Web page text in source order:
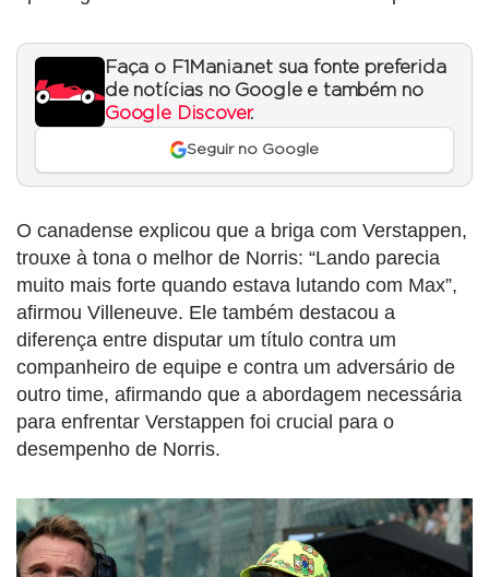
Faça o F1Mania.net sua fonte preferida
de notícias no Google e também no
Google Discover.
Seguir no Google
O canadense explicou que a briga com Verstappen,
trouxe à tona o melhor de Norris: “Lando parecia
muito mais forte quando estava lutando com Max”,
afirmou Villeneuve. Ele também destacou a
diferença entre disputar um título contra um
companheiro de equipe e contra um adversário de
outro time, afirmando que a abordagem necessária
para enfrentar Verstappen foi crucial para o
desempenho de Norris.